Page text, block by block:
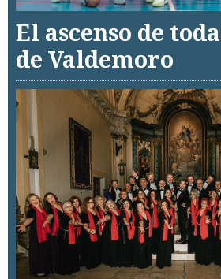
El ascenso de
de Valdemoro